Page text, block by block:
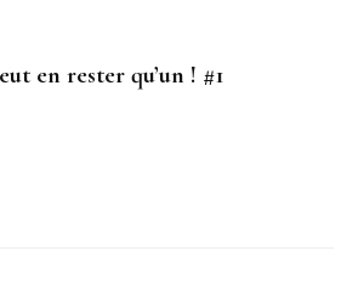
en rester qu’un ! #1